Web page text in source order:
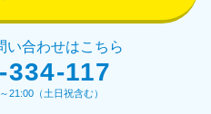
い合わせはこちら
334-117
21:00（土日祝含む）